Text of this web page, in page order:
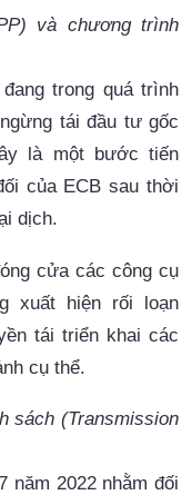
và chương trình
tái đầu tư gốc
là một bước tiến
của ECB sau thời
dịch.
cửa các công cụ
xuất hiện rối loạn
tái triển khai các
cụ thể.
sách (Transmission
năm 2022 nhằm đối